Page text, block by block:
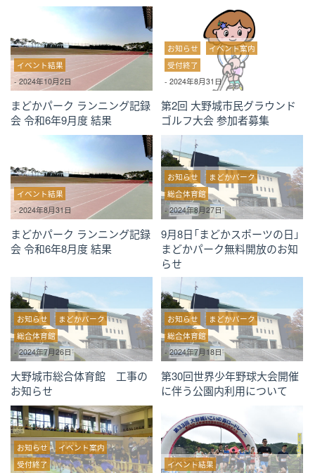
イベント結果
-2024年10月2日
まどかパーク ランニング記録
会 令和6年9月度 結果
お知らせ
イベント案内
受付終了
-2024年8月31日
第2回 大野城市民グラウンド
ゴルフ大会 参加者募集
イベント結果
-2024年8月31日
まどかパーク ランニング記録
会 令和6年8月度 結果
お知らせ
まどかパーク
総合体育館
-2024年8月27日
9月8日「まどかスポーツの日」
まどかパーク無料開放のお知
らせ
お知らせ
まどかパーク
総合体育館
-2024年7月26日
大野城市総合体育館 工事の
お知らせ
お知らせ
まどかパーク
総合体育館
-2024年7月18日
第30回世界少年野球大会開催
に伴う公園内利用について
お知らせ
イベント案内
受付終了
イベント結果